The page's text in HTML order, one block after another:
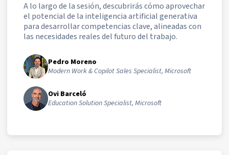
A lo largo de la sesión, descubrirás cómo aprovechar
el potencial de la inteligencia artificial generativa
para desarrollar competencias clave, alineadas con
las necesidades reales del futuro del trabajo.
Pedro Moreno
Modern Work & Copilot Sales Specialist, Microsoft
Ovi Barceló
Education Solution Specialist, Microsoft